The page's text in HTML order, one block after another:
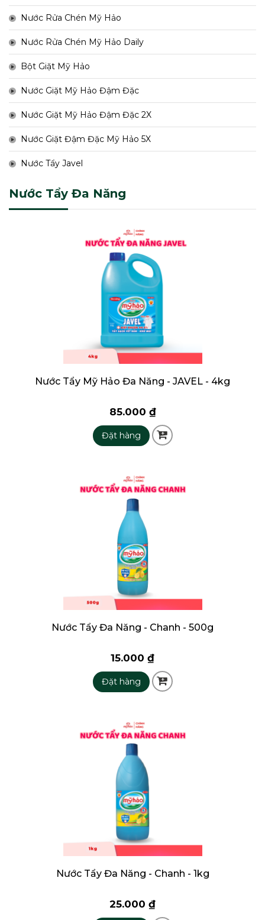
Nước Rửa Chén Mỹ Hảo
Nước Rửa Chén Mỹ Hảo Daily
Bột Giặt Mỹ Hảo
Nước Giặt Mỹ Hảo Đậm Đặc
Nước Giặt Mỹ Hảo Đậm Đặc 2X
Nước Giặt Đậm Đặc Mỹ Hảo 5X
Nước Tẩy Javel
Nước Tẩy Đa Năng
Nước Tẩy Mỹ Hảo Đa Năng - JAVEL - 4kg
85.000 ₫
Đặt hàng
Nước Tẩy Đa Năng - Chanh - 500g
15.000 ₫
Đặt hàng
Nước Tẩy Đa Năng - Chanh - 1kg
25.000 ₫